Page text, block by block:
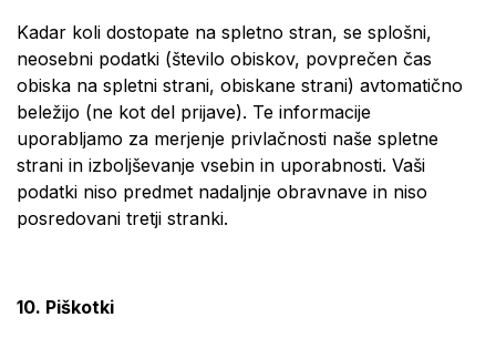
Kadar koli dostopate na spletno stran, se splošni,
neosebni podatki (število obiskov, povprečen čas
obiska na spletni strani, obiskane strani) avtomatično
beležijo (ne kot del prijave). Te informacije
uporabljamo za merjenje privlačnosti naše spletne
strani in izboljševanje vsebin in uporabnosti. Vaši
podatki niso predmet nadaljnje obravnave in niso
posredovani tretji stranki.
10. Piškotki